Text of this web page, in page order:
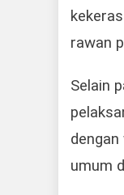
rawan
Selain
umum